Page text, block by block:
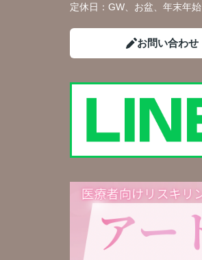
定休日： GW、お盆、年末年始
お問い合わせ